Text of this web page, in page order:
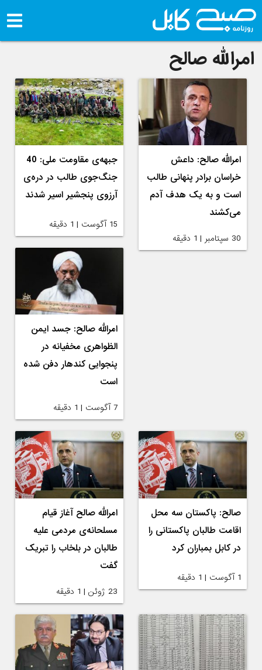
امرالله صالح
امرالله صالح: داعش
خراسان برادر پنهانی طالب
است و به یک هدف آدم
می‌کشند
30 سپتامبر | 1 دقیقه
جبهه‌ی مقاومت ملی: 40
جنگ‌جوی طالب در دره‌ی
آرزوی پنجشیر اسیر شدند
15 آگوست | 1 دقیقه
امرالله صالح: جسد ایمن
الظواهری مخفیانه در
پنجوایی کندهار دفن شده
است
7 آگوست | 1 دقیقه
صالح: پاکستان سه محل
اقامت طالبان پاکستانی را
در کابل بمباران کرد
1 آگوست | 1 دقیقه
امرالله صالح آغاز قیام
مسلحانه‌ی مردمی علیه
طالبان در بلخاب را تبریک
گفت
23 ژوئن | 1 دقیقه